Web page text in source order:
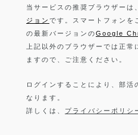
当サービスの推奨ブラウザーは、
ジョン です。スマートフォン
の最新バージョンのGoogle
上記以外のブラウザーでは正常
ますので、ご注意ください。
ログインすることにより、部活
なります。
詳しくは、 プライバシーポリシ